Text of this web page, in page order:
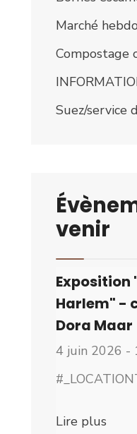
Marché
Compostage
Suez/service
venir
Exposition
Harlem" -
Dora Maar
4 juin 2026 -
Lire plus